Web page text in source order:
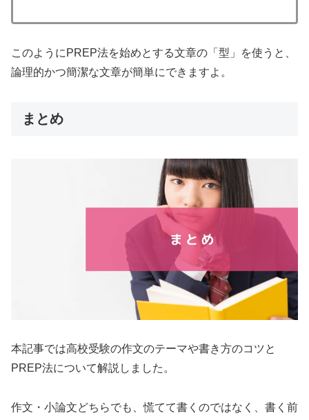
このようにPREP法を始めとする文章の「型」を使うと、
論理的かつ簡潔な文章が簡単にできますよ。
まとめ
本記事では高校受験の作文のテーマや書き方のコツと
PREP法について解説しました。
作文・小論文どちらでも、慌てて書くのではなく、書く前